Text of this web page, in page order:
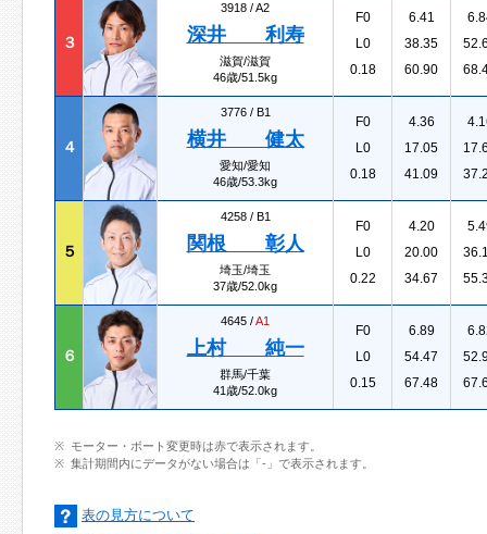
３
3918 /A2
深井 利寿
滋賀/滋賀
46歳/51.5kg
F0
L0
0.18
6.41
38.35
60.90
４
3776 / B1
横井 健太
愛知/愛知
46歳/53.3kg
F0
L0
0.18
4.36
17.05
41.09
５
4258 / B1
関根 彰人
埼玉/埼玉
37歳/52.0kg
F0
L0
0.22
4.20
20.00
34.67
６
4645 /A1
上村 純一
群馬/千葉
41歳/52.0kg
F0
L0
0.15
6.89
54.47
67.48
モーター・ボート変更時は赤で表示されます。
集計期間内にデータがない場合は「-」で表示されます。
表の見方について